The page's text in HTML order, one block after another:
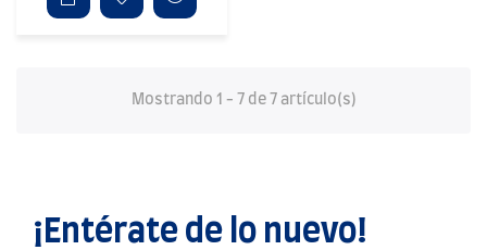
Mostrando 1 - 7 de 7 artículo(s)
¡Entérate de lo nuevo!